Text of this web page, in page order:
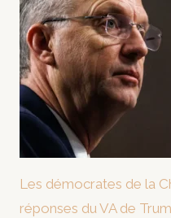
Les démocrates de la
réponses du VA de